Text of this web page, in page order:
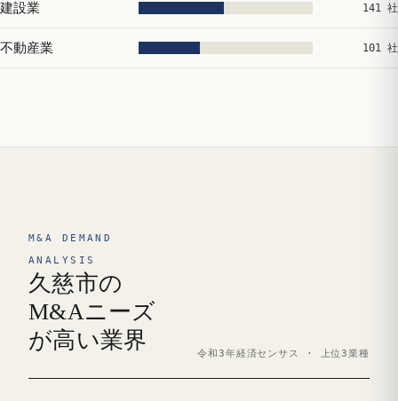
建設業 141 社
不動産業 101 社
M&A DEMAND
ANALYSIS
久慈市の
M&Aニーズ
が高い業界
令和3年経済センサス · 上位3業種